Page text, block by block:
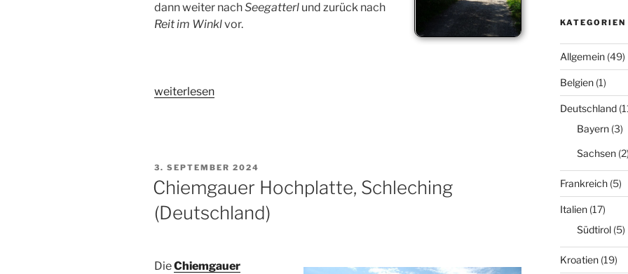
dann weiter nachSeegatterl und zurück nach
Reit im Winklvor.
„Hindenburghütte,
weiterlesen
VERÖFFENTLICHT
AM
3. SEPTEMBER 2024
Chiemgauer Hochplatte, Schleching
(Deutschland)
DieChiemgauer
KATEGORIEN
Allgemein(49)
Belgien(1)
Deutschland
Bayern(3)
Sachsen
Frankreich(5)
Italien(17)
Südtirol(5)
Kroatien(19)